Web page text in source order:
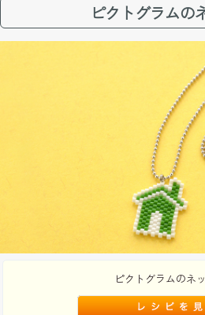
ピクトグラムの
ピクトグラムのネ